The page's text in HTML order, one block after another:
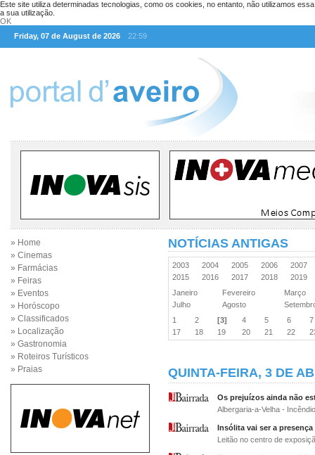
Este site utiliza determinadas tecnologias, como os cookies, no entanto, não utilizamos
a sua utilização.
OK
Friday, 07 de August de 2026
22:59
» Home
» Cinemas
» Farmácias
» Feiras
» Eventos
» Horóscopo
» Classificados
» Localização
» Gastronomia
» Roteiros Turísticos
» Praias
NOTÍCIAS ANTIGAS
2003 2004 2005 2006
2007
2015
2016 2017 2018
2019
Janeiro
Fevereiro
Março
Julho
Agosto
1
2 [3] 4 5 6
17
18 19 20 21 22
QUINTA-FEIRA, 3 DE
Os prejuízos ainda não
Albergaria-a-Velha -
Insólita vai ser a
Leitão no centro de